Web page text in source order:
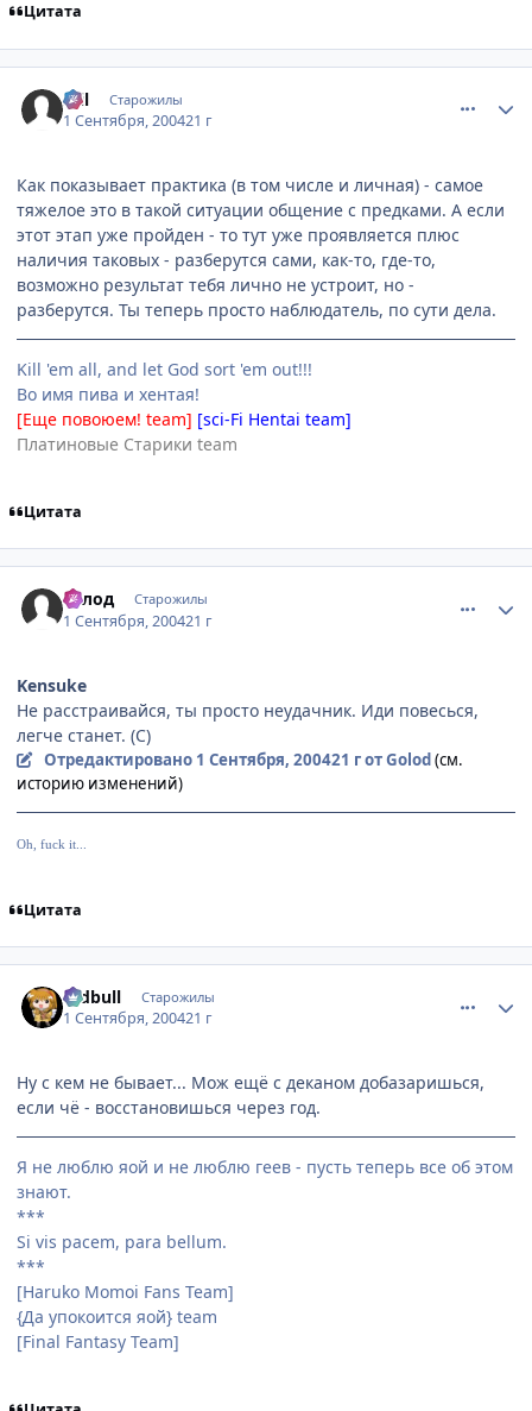
Цитата
Stil Старожилы
1 Сентября, 200421 г
Как показывает практика (в том числе и личная) - самое
тяжелое это в такой ситуации общение с предками. А если
этот этап уже пройден - то тут уже проявляется плюс
наличия таковых - разберутся сами, как-то, где-то,
возможно результат тебя лично не устроит, но -
разберутся. Ты теперь просто наблюдатель, по сути дела.
Kill 'em all, and let God sort 'em out!!!
Во имя пива и хентая!
[Еще повоюем! team] [sci-Fi Hentai team]
Платиновые Старики team
Цитата
Голод Старожилы
1 Сентября, 200421 г
Kensuke
Не расстраивайся, ты просто неудачник. Иди повесься,
легче станет. (С)
Отредактировано 1 Сентября, 200421 гот Golod(см.
историю изменений)
Oh, fuck it...
Цитата
redbull Старожилы
1 Сентября, 200421 г
Ну с кем не бывает... Мож ещё с деканом добазаришься,
если чё - восстановишься через год.
Я не люблю яой и не люблю геев - пусть теперь все об этом
знают.
***
Si vis pacem, para bellum.
***
[Haruko Momoi Fans Team]
{Да упокоится яой} team
[Final Fantasy Team]